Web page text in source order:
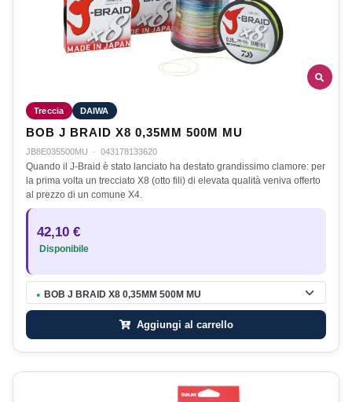
Treccia DAIWA
BOB J BRAID X8 0,35MM 500M MU
JB8E035500MU · 043178133620
Quando il J-Braid è stato lanciato ha destato grandissimo clamore: per
la prima volta un trecciato X8 (otto fili) di elevata qualità veniva offerto
al prezzo di un comune X4.
42,10 €
Disponibile
● BOB J BRAID X8 0,35MM 500M MU
Aggiungi al carrello